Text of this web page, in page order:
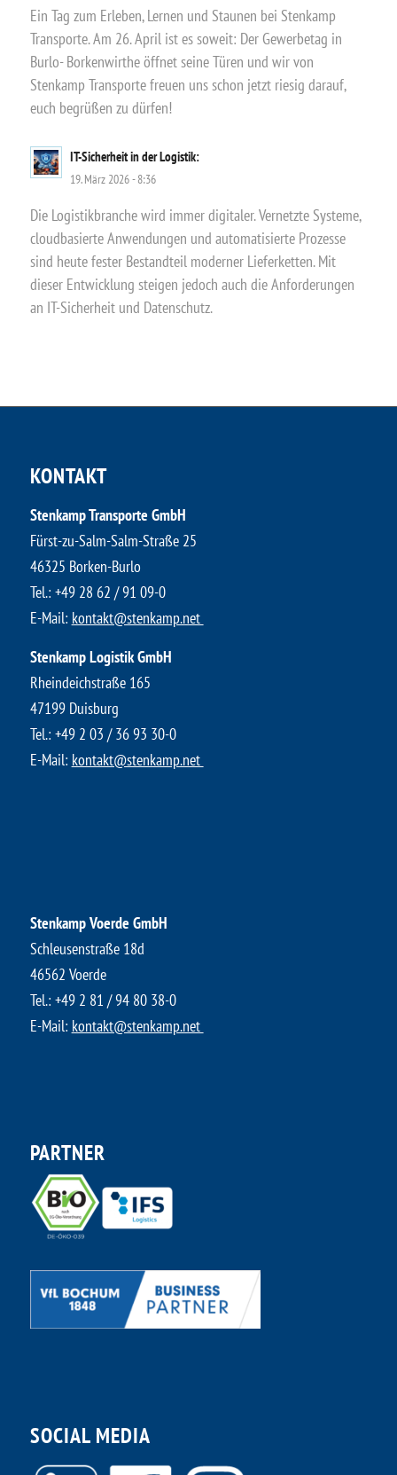
Ein Tag zum Erleben, Lernen und Staunen bei Stenkamp
Transporte. Am 26. April ist es soweit: Der Gewerbetag in
Burlo- Borkenwirthe öffnet seine Türen und wir von
Stenkamp Transporte freuen uns schon jetzt riesig darauf,
euch begrüßen zu dürfen!
IT-Sicherheit in der Logistik:
19. März 2026 - 8:36
Die Logistikbranche wird immer digitaler. Vernetzte Systeme,
cloudbasierte Anwendungen und automatisierte Prozesse
sind heute fester Bestandteil moderner Lieferketten. Mit
dieser Entwicklung steigen jedoch auch die Anforderungen
an IT-Sicherheit und Datenschutz.
KONTAKT
Stenkamp Transporte GmbH
Fürst-zu-Salm-Salm-Straße 25
46325 Borken-Burlo
​Tel.: +49 28 62 / 91 09-0
E-Mail: kontakt@stenkamp.net ​
Stenkamp Logistik GmbH
Rheindeichstraße 165
47199 Duisburg
Tel.: +49 2 03 / 36 93 30-0
E-Mail: kontakt@stenkamp.net ​
Stenkamp Voerde GmbH
Schleusenstraße 18d
46562 Voerde
Tel.: +49 2 81 / 94 80 38-0
E-Mail: kontakt@stenkamp.net ​
PARTNER
SOCIAL MEDIA